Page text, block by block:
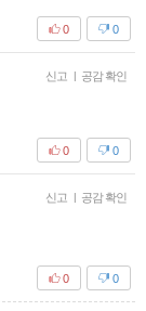
0
0
신고 | 공감 확인
0
0
신고 | 공감 확인
0
0